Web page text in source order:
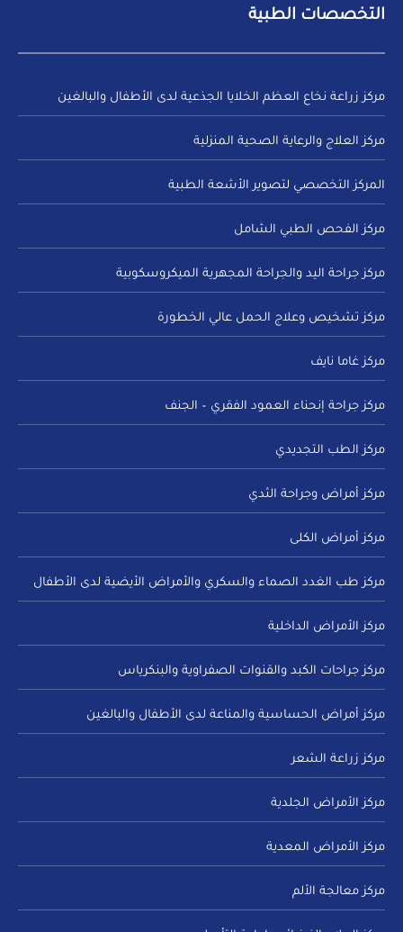
التخصصات الطبية
مركز زراعة نخاع العظم الخلايا الجذعية لدى الأطفال والبالغين
مركز العلاج والرعاية الصحية المنزلية
المركز التخصصي لتصوير الأشعة الطبية
مركز الفحص الطبي الشامل
مركز جراحة اليد والجراحة المجهرية الميكروسكوبية
مركز تشخيص وعلاج الحمل عالي الخطورة
مركز غاما نايف
مركز جراحة إنحناء العمود الفقري – الجنف
مركز الطب التجديدي
مركز أمراض وجراحة الثدي
مركز أمراض الكلى
مركز طب الغدد الصماء والسكري والأمراض الأيضية لدى الأطفال
مركز الأمراض الداخلية
مركز جراحات الكبد والقنوات الصفراوية والبنكرياس
مركز أمراض الحساسية والمناعة لدى الأطفال والبالغين
مركز زراعة الشعر
مركز الأمراض الجلدية
مركز الأمراض المعدية
مركز معالجة الألم